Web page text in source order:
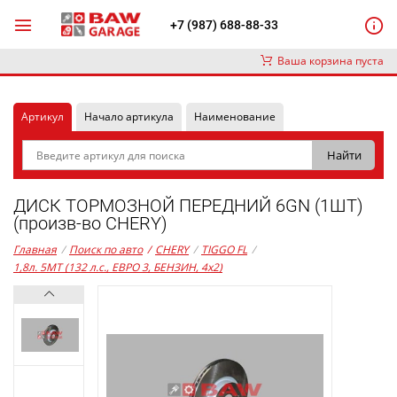
+7 (987) 688-88-33
Ваша корзина пуста
Артикул Начало артикула Наименование
ДИСК ТОРМОЗНОЙ ПЕРЕДНИЙ 6GN (1ШТ)
(произв-во CHERY)
Главная / Поиск по авто / CHERY / TIGGO FL /
1,8л. 5MT (132 л.с., ЕВРО 3, БЕНЗИН, 4x2)